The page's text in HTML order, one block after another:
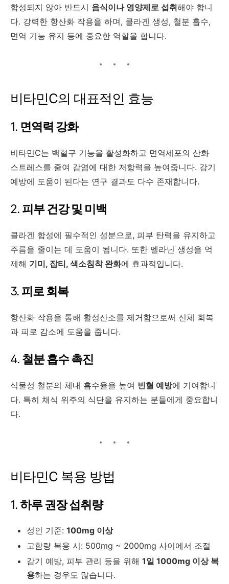
합성되지 않아 반드시 음식이나 영양제로 섭취해야 합니
다. 강력한 항산화 작용을 하며, 콜라겐 생성, 철분 흡수,
면역 기능 유지 등에 중요한 역할을 합니다.
비타민C의 대표적인 효능
1. 면역력 강화
비타민C는 백혈구 기능을 활성화하고 면역세포의 산화
스트레스를 줄여 감염에 대한 저항력을 높여줍니다. 감기
예방에 도움이 된다는 연구 결과도 다수 존재합니다.
2. 피부 건강 및 미백
콜라겐 합성에 필수적인 성분으로, 피부 탄력을 유지하고
주름을 줄이는 데 도움이 됩니다. 또한 멜라닌 생성을 억
제해 기미, 잡티, 색소침착 완화에 효과적입니다.
3. 피로 회복
항산화 작용을 통해 활성산소를 제거함으로써 신체 회복
과 피로 감소에 도움을 줍니다.
4. 철분 흡수 촉진
식물성 철분의 체내 흡수율을 높여 빈혈 예방에 기여합니
다. 특히 채식 위주의 식단을 유지하는 분들에게 중요합니
다.
비타민C 복용 방법
1.하루 권장 섭취량
성인 기준: 100mg 이상
고함량 복용 시: 500mg ~ 2000mg 사이에서 조절
감기 예방, 피부 관리 등을 위해 1일 1000mg 이상 복
용하는 경우도 많습니다.